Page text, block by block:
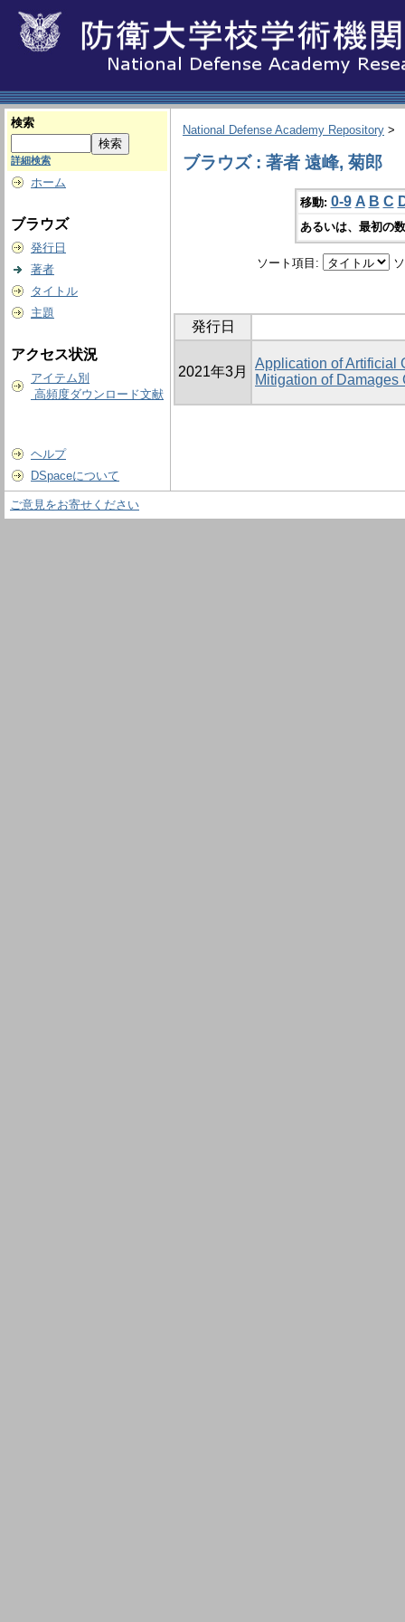
検索
詳細検索
ホーム
ブラウズ
発行日
著者
タイトル
主題
アクセス状況
アイテム別
高頻度ダウンロード文献
ヘルプ
DSpaceについて
National Defense Academy Repository >
ブラウズ : 著者 遠峰, 菊郎
移動: 0-9 A B C
あるいは、最初の
ソート項目:
発行日
2021年3月
Application of Artificial
Mitigation of
ご意見をお寄せください